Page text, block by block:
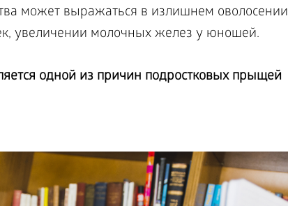
может выражаться в излишнем оволосении
увеличении молочных желез у юношей.
одной из причин подростковых прыщей